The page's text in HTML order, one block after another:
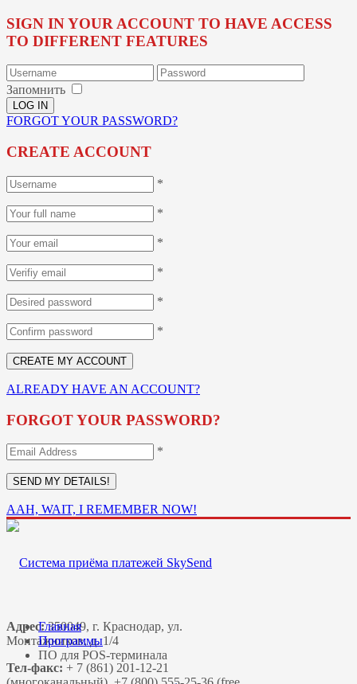
SIGN IN YOUR ACCOUNT TO HAVE ACCESS
TO DIFFERENT FEATURES
Запомнить
FORGOT YOUR PASSWORD?
CREATE ACCOUNT
*
*
*
*
*
*
ALREADY HAVE AN ACCOUNT?
FORGOT YOUR PASSWORD?
*
AAH, WAIT, I REMEMBER NOW!
Адрес:350049, г. Краснодар, ул.
Монтажников, д. 1/4
Тел-факс: + 7 (861) 201-12-21
Главная
Программы
ПО для POS-терминала